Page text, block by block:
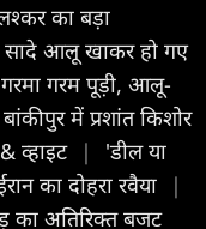
का बड़ा
आलू खाकर हो गए
गरम पूड़ी, आलू-
बांकीपुर में प्रशांत किशोर
व्हाइट |
'डील या
का दोहरा रवैया
|
का अतिरिक्त बजट